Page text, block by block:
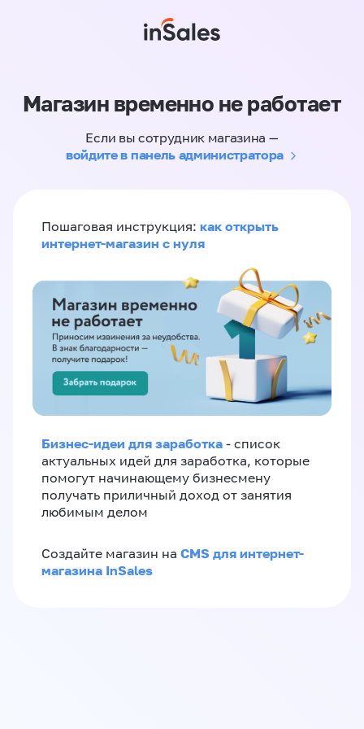
Магазин временно не работает
Если вы сотрудник магазина —
войдите в панель администратора
Пошаговая инструкция: как открыть
интернет-магазин с нуля
Бизнес-идеи для заработка - список
актуальных идей для заработка, которые
помогут начинающему бизнесмену
получать приличный доход от занятия
любимым делом
Создайте магазин на CMS для интернет-
магазина InSales